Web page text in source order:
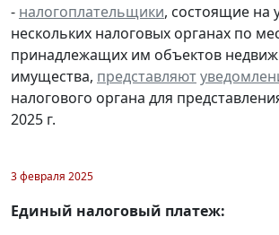
- налогоплательщики, состоящие на
нескольких налоговых органах по
принадлежащих им объектов
имущества, представляют
налогового органа для
2025 г.
3 февраля 2025
Единый налоговый платеж: